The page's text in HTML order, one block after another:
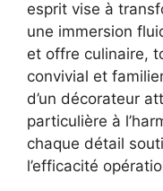
esprit vise à
une immersion
et offre culinaire,
convivial et
d’un décorateur
particulière à
chaque détail
l’efficacité